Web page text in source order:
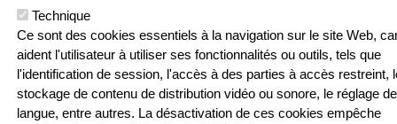
Sarean
Technique
Ce sont des cookies essentiels à la navigation sur le site Web,
aident l'utilisateur à utiliser ses fonctionnalités ou outils, tels que
l'identification de session, l'accès à des parties à accès restreint,
stockage de contenu de distribution vidéo ou sonore, le réglage
langue, entre autres. La désactivation de ces cookies empêche